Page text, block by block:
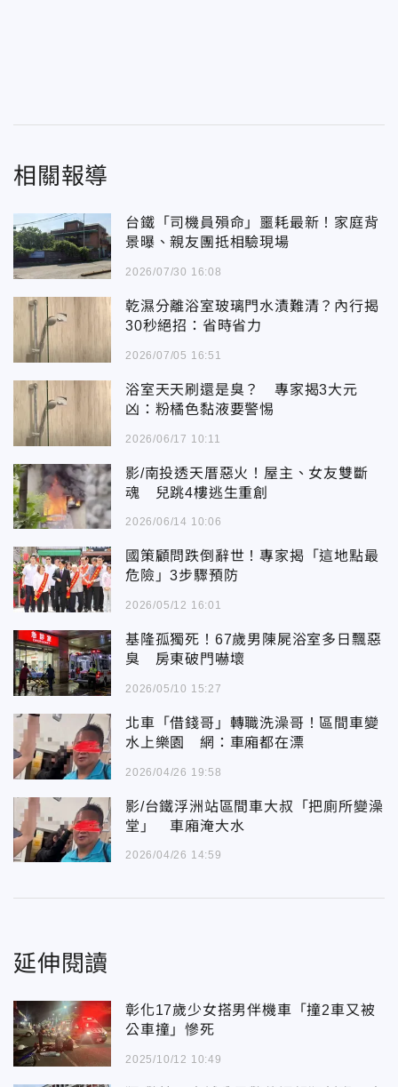
相關報導
台鐵「司機員殞命」噩耗最新！家庭背
景曝、親友團抵相驗現場
2026/07/30 16:08
乾濕分離浴室玻璃門水漬難清？內行揭
30秒絕招：省時省力
2026/07/05 16:51
浴室天天刷還是臭？ 專家揭3大元
凶：粉橘色黏液要警惕
2026/06/17 10:11
影/南投透天厝惡火！屋主、女友雙斷
魂 兒跳4樓逃生重創
2026/06/14 10:06
國策顧問跌倒辭世！專家揭「這地點最
危險」3步驟預防
2026/05/12 16:01
基隆孤獨死！67歲男陳屍浴室多日飄惡
臭 房東破門嚇壞
2026/05/10 15:27
北車「借錢哥」轉職洗澡哥！區間車變
水上樂園 網：車廂都在漂
2026/04/26 19:58
影/台鐵浮洲站區間車大叔「把廁所變澡
堂」 車廂淹大水
2026/04/26 14:59
延伸閱讀
彰化17歲少女搭男伴機車「撞2車又被
公車撞」慘死
2025/10/12 10:49